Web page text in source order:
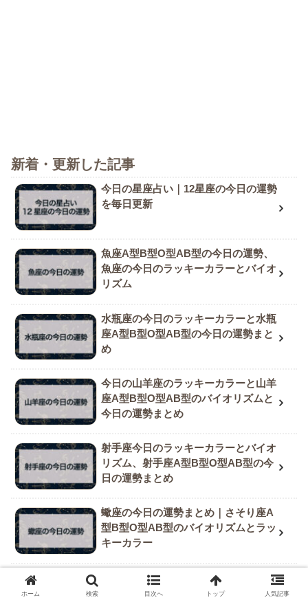
新着・更新した記事
今日の星座占い｜12星座の今日の運勢
を毎日更新
魚座A型B型O型AB型の今日の運勢、
魚座の今日のラッキーカラーとバイオ
リズム
水瓶座の今日のラッキーカラーと水瓶
座A型B型O型AB型の今日の運勢まと
め
今日の山羊座のラッキーカラーと山羊
座A型B型O型AB型のバイオリズムと
今日の運勢まとめ
射手座今日のラッキーカラーとバイオ
リズム、射手座A型B型O型AB型の今
日の運勢まとめ
蠍座の今日の運勢まとめ｜さそり座A
型B型O型AB型のバイオリズムとラッ
キーカラー
乙女座A型B型O型AB型の今日の運勢
と乙女座のラッキーカラーとバイオリ
ホーム 検索 目次へ トップ 人気記事